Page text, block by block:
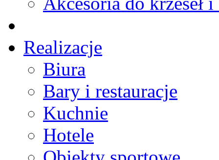
Realizacje
Biura
Bary i restauracje
Kuchnie
Hotele